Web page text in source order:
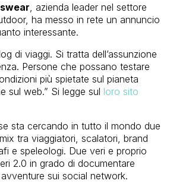
, azienda leader nel settore
ha messo in rete un annuncio
interessante.
di viaggi. Si tratta dell’assunzione
Persone che possano testare
più spietate sul pianeta
sul web.” Si legge sul loro sito
sta cercando in tutto il mondo due
tra viaggiatori, scalatori, brand
e speleologi. Due veri e proprio
2.0 in grado di documentare
sui social network.